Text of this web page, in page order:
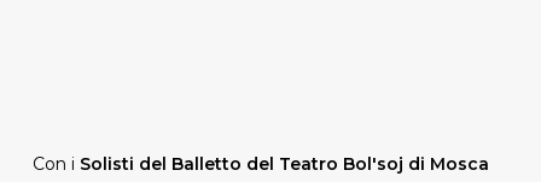
Con i Solisti del Balletto del Teatro Bol'soj di Mosca